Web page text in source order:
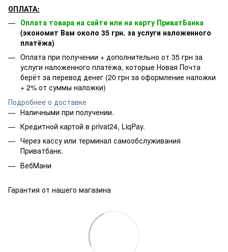
ОПЛАТА:
Оплата товара на сайте или на карту ПриватБанка
(экономит Вам около 35 грн. за услуги наложенного
платёжа)
Оплата при получении + дополнительно от 35 грн за
услуги наложенного платёжа, которые Новая Почта
берёт за перевод денег (20 грн за оформление наложки
+ 2% от суммы наложки)
Подробнее о доставке
Наличными при получении.
Кредитной картой в privat24, LiqPay.
Через кассу или терминал самообслуживания
Приватбанк.
ВебМани
Гарантия от нашего магазина